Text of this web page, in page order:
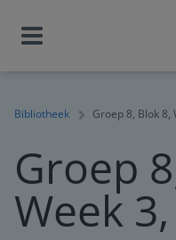
Bibliotheek Groep 8, Blok 8,
Groep
Week